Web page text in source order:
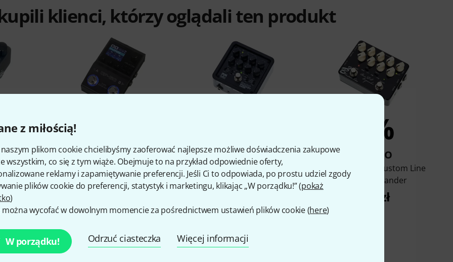
z miłością!
naszym plikom cookie chcielibyśmy zaoferować najlepsze możliwe doświadczenia zakupowe
wszystkim, co się z tym wiąże. Obejmuje to na przykład odpowiednie oferty,
reklamy i zapamiętywanie preferencji. Jeśli Ci to odpowiada, po prostu udziel zgody
plików cookie do preferencji, statystyk i marketingu, klikając „W porządku!” (pokaż
)
można wycofać w dowolnym momencie za pośrednictwem ustawień plików cookie (here)
W porządku! Odrzuć ciasteczka Więcej informacji
klienci, którzy oglądali ten produkt
5
KUPIŁO
Valeton GP-50
499 zł
KUPIŁO
Palmer Pocket Amp Bass
598 zł
5%
KUPIŁO
Harley Benton Custom Line
Bass DI-Expander
379 zł
porównaj